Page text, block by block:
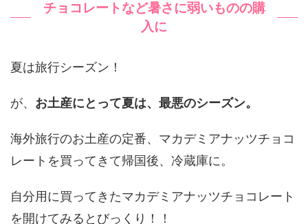
チョコレートなど暑さに弱いものの購
入に
夏は旅行シーズン！
が、 お土産にとって夏は、最悪のシーズン。
海外旅行のお土産の定番、マカデミアナッツチョコ
レートを買ってきて帰国後、冷蔵庫に。
自分用に買ってきたマカデミアナッツチョコレート
を開けてみるとびっくり！！